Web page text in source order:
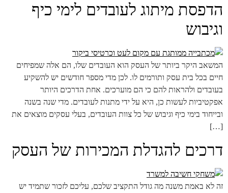
הדפסת מיתוג לעובדים לימי כיף
וגיבוש
המשאב היקר ביותר של העסק הוא העובדים שלו, הם אלה שמפיחים
חיים בכל בית עסק ותורמים לו. לכן מדי מספר חודשים יש להשקיע
בעובדים ולהראות להם כי הם מוערכים. אחת הדרכים היותר
אפקטיביות לעשות כן, היא על ידי מתנות לעובדים. מדי שנה בשנה
ובייחוד בימי כיף וגיבוש של כל צוות העובדים, בעלי עסקים מוצאים את
[…]
דרכים להגדלת המכירות של העסק
זה לא באמת משנה מה גודל התקציב שלכם, עליכם לזכור שתמיד יש